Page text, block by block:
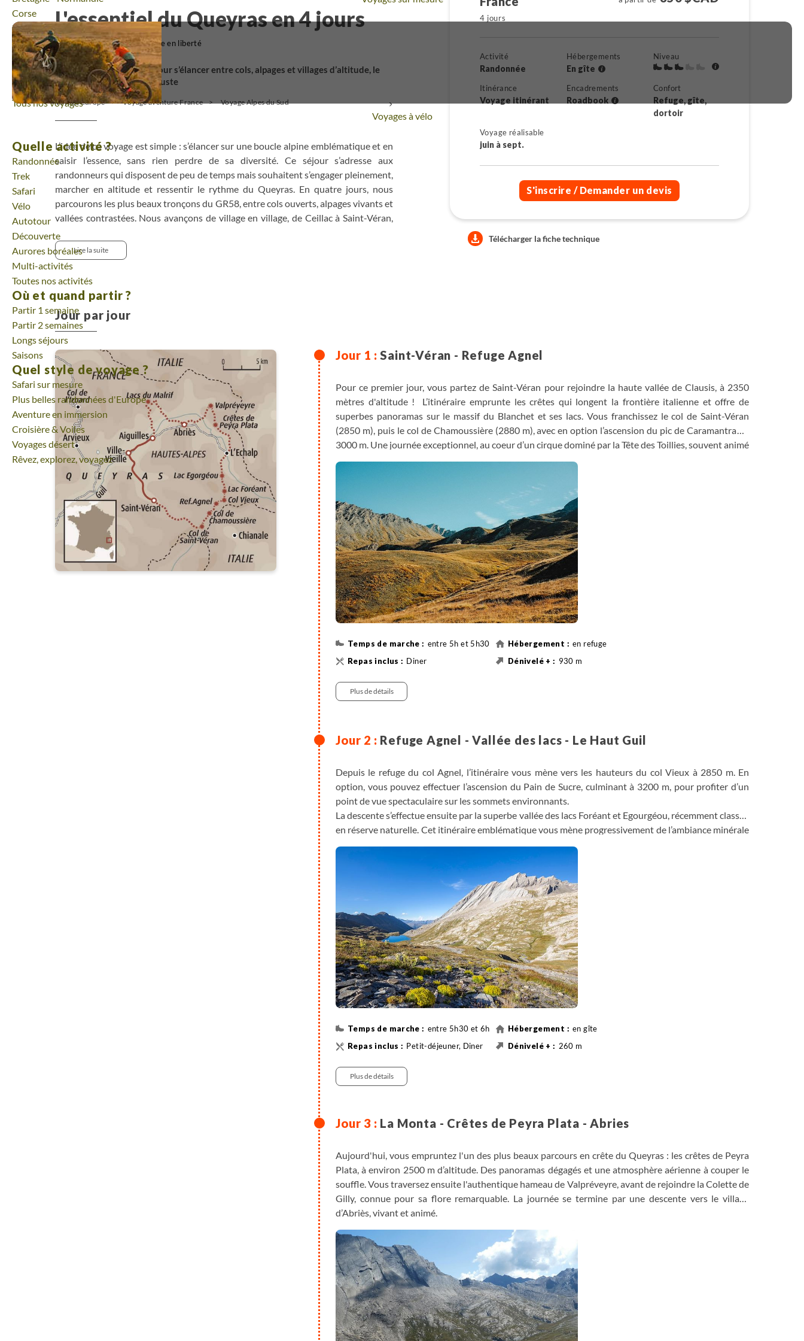
Voyage
Corse
Voyage
Massif Central
Voyage
Pays Basque et Sud-Ouest
Voyage
Provence - Côte d'Azur
Voyage
Pyrénées
Voyage
Vallée de la Loire
Tous nos voyages
Voyages à vélo
Quelle activité ?
Randonnée
Trek
Safari
Vélo
Autotour
Découverte
Aurores boréales
Multi-activités
Toutes nos activités
Où et quand partir ?
Partir 1 semaine
Partir 2 semaines
Longs séjours
Saisons
Quel style de voyage ?
Safari sur mesure
Plus belles randonnées d'Europe
Aventure en immersion
Croisière & Voiles
Voyages désert
Rêvez, explorez, voyagez
L'essentiel du Queyras en 4 jours
(1) Voyage en liberté
Quatre jours de marche pour s’élancer entre cols, alpages et villages d’altitude, le
Queyras dans son tempo juste
Voyage Europe Voyage aventure France Voyage Alpes du Sud +
L’idée de ce voyage est simple : s’élancer sur une boucle alpine emblématique et en
saisir l’essence, sans rien perdre de sa diversité. Ce séjour s’adresse aux
randonneurs qui disposent de peu de temps mais souhaitent s’engager pleinement,
marcher en altitude et ressentir le rythme du Queyras. En quatre jours, nous
parcourons les plus beaux tronçons du GR58, entre cols ouverts, alpages vivants et
vallées contrastées. Nous avançons de village en village, de Ceillac à Saint-Véran,
racontent une montagne habitée. Chaque étape trouve son équilibre entre effort,
respiration et lumière. Une itinérance accessible et complète, pensée pour
Lire la suite
4 jours
Activité
Randonnée
Hébergements
En gîte
Niveau
Itinérance
Voyage itinérant
Encadrements
Roadbook
Confort
Refuge, gîte,
dortoir
Voyage réalisable
juin à sept.
S'inscrire / Demander un devis
Télécharger la fiche technique
Jour par jour
Saint-Véran - Refuge Agnel
Pour ce premier jour, vous partez de Saint-Véran pour rejoindre la haute vallée de Clausis, à 2350
mètres d'altitude ! L’itinéraire emprunte les crêtes qui longent la frontière italienne et offre de
superbes panoramas sur le massif du Blanchet et ses lacs. Vous franchissez le col de Saint-Véran
(2850 m), puis le col de Chamoussière (2880 m), avec en option l’ascension du pic de Caramantran à
3000 m. Une journée exceptionnel, au coeur d’un cirque dominé par la Tête des Toillies, souvent animé
Si vous avez choisi l’option chambre de deux, vous ferez étape à Chianale, en Italie, dans une chambre
d’hôtes. Dans ce cas, la première journée présente un dénivelé négatif plus important. Le lendemain,
un transfert de 10 minutes vous permettra de rejoindre le col Agnel.
> Si vous dormez à Chianale : 6h environ, d+ 800m, d- 1100m
entre 5h et 5h30
en refuge
Diner
930 m
Plus de détails
Refuge Agnel - Vallée des lacs - Le Haut Guil
Depuis le refuge du col Agnel, l’itinéraire vous mène vers les hauteurs du col Vieux à 2850 m. En
option, vous pouvez effectuer l’ascension du Pain de Sucre, culminant à 3200 m, pour profiter d’un
point de vue spectaculaire sur les sommets environnants.
La descente s’effectue ensuite par la superbe vallée des lacs Foréant et Egourgéou, récemment classée
en réserve naturelle. Cet itinéraire emblématique vous mène progressivement de l’ambiance minérale
de la haute montagne jusqu’aux prairies verdoyantes de la vallée du haut Guil, à 1700 m d’altitude.
entre 5h30 et 6h
en gîte
Petit-déjeuner, Diner
260 m
Plus de détails
La Monta - Crêtes de Peyra Plata - Abries
Aujourd'hui, vous empruntez l'un des plus beaux parcours en crête du Queyras : les crêtes de Peyra
Plata, à environ 2500 m d’altitude. Des panoramas dégagés et une atmosphère aérienne à couper le
souffle. Vous traversez ensuite l'authentique hameau de Valpréveyre, avant de rejoindre la Colette de
Gilly, connue pour sa flore remarquable. La journée se termine par une descente vers le village
d’Abriès, vivant et animé.